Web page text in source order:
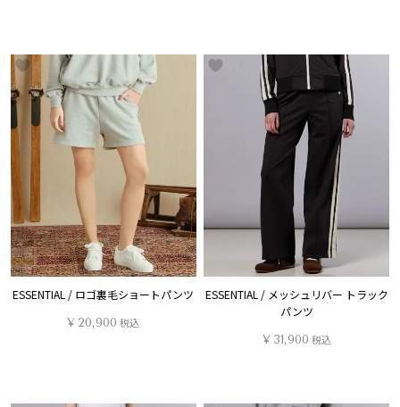
ESSENTIAL / ロゴ裏毛ショートパンツ
¥ 20,900 税込
ESSENTIAL / メッシュリバー トラック
パンツ
¥ 31,900 税込